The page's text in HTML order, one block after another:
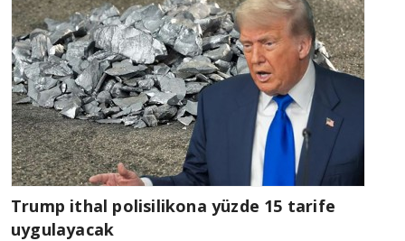
Trump ithal polisilikona yüzde 15 tarife
uygulayacak